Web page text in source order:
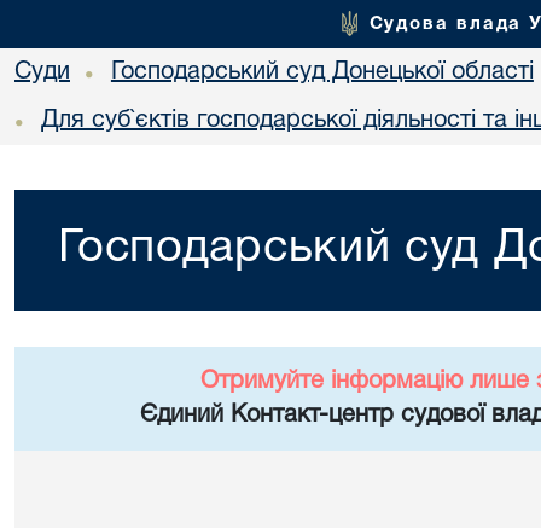
Судова влада
Суди • Господарський суд Донецької області
• Для суб`єктів господарської діяльності та
Господарський суд
Отримуйте інформацію лише
Єдиний Контакт-центр судової